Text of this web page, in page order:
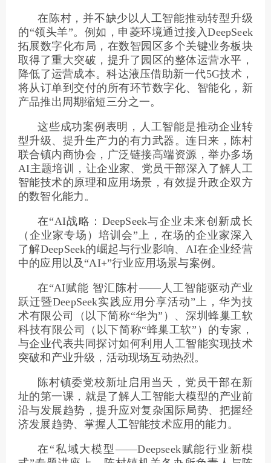
在陈村，并不缺少以人工智能推动转型升级
的“领头羊”。例如，申菱环境通过接入DeepSeek
拓展数字化布局，在数智园区多个关键业务板块
取得了重大突破，提升了园区的整体运营水平，
降低了运营成本。科达液压借助新一代5G技术，
将从订单到交付的所有环节数字化、智能化，新
产品推出周期缩短三分之一。
这些成功案例表明，人工智能是推动企业转
型升级、提升生产力的有力武器。连日来，陈村
联合镇内商协会，广泛链接高端资源，举办多场
AI主题培训，让企业家、党员干部深入了解人工
智能技术的原理和应用场景，有效提升政企双方
的数智化能力。
在“AI战略：DeepSeek与企业未来创新成长
（企业家专场）培训会”上，在场的企业家深入
了解DeepSeek的崛起与行业影响、AI在企业经营
中的应用以及“AI+”行业应用场景与案例。
在“AI赋能 智汇陈村——人工智能驱动产业
跃迁暨DeepSeek实践应用分享活动”上，华为技
术有限公司（以下简称“华为”）、深圳蜂巢工软
科技有限公司（以下简称“蜂巢工软”）的专家，
与企业代表共同探讨如何利用人工智能实现技术
突破和产业升级，活动现场互动热烈。
陈村镇委党校新址启用当天，党员干部在新
址的第一课，就是了解人工智能大模型的产业前
沿与发展趋势，提升应对复杂国际局势、把握经
济发展趋势、掌握人工智能技术应用的能力。
在“私域大模型——Deepseek赋能行业新模